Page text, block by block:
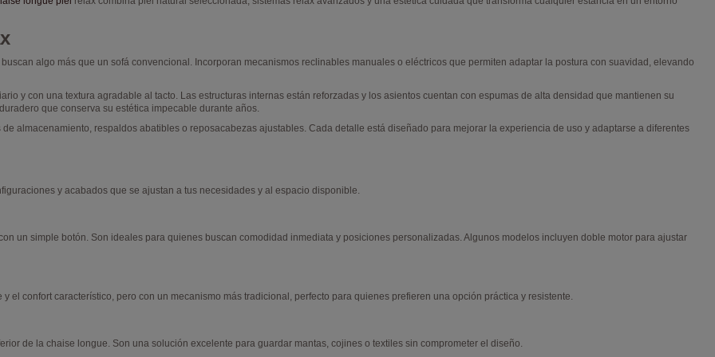
algo más que un sofá convencional. Incorporan mecanismos reclinables manuales o eléctricos que permiten adaptar la postura con suavidad, elevando
y con una textura agradable al tacto. Las estructuras internas están reforzadas y los asientos cuentan con espumas de alta densidad que mantienen su
que conserva su estética impecable durante años.
almacenamiento, respaldos abatibles o reposacabezas ajustables. Cada detalle está diseñado para mejorar la experiencia de uso y adaptarse a diferentes
y acabados que se ajustan a tus necesidades y al espacio disponible.
un simple botón. Son ideales para quienes buscan comodidad inmediata y posiciones personalizadas. Algunos modelos incluyen doble motor para ajustar
el confort característico, pero con un mecanismo más tradicional, perfecto para quienes prefieren una opción práctica y resistente.
de la chaise longue. Son una solución excelente para guardar mantas, cojines o textiles sin comprometer el diseño.